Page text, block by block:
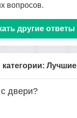
вопросов.
другие ответы
Лучшие
с двери?